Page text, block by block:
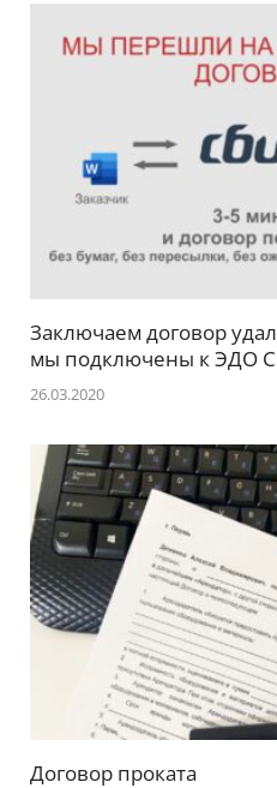
Заключаем договор
мы подключены к ЭДО
26.03.2020
Договор проката